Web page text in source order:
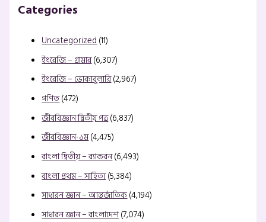
Categories
Uncategorized(11)
ইংরেজি – গ্রামার(6,307)
ইংরেজি – ভোকাবুলারি(2,967)
গণিত(472)
জীববিজ্ঞান দ্বিতীয় পত্র(6,837)
জীববিজ্ঞান-১ম(4,475)
বাংলা দ্বিতীয় – ব্যাকরন(6,493)
বাংলা প্রথম – সাহিত্য(5,384)
সাধারন জ্ঞান – আন্তর্জাতিক(4,194)
সাধারন জ্ঞান – বাংলাদেশ(7,074)